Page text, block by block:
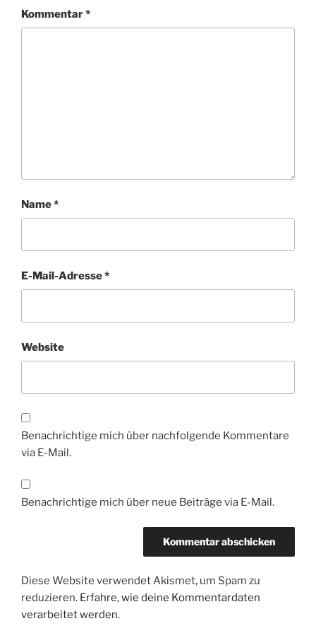
Kommentar*
Name*
E-Mail-Adresse*
Website
Benachrichtige mich über nachfolgende Kommentare
via E-Mail.
Benachrichtige mich über neue Beiträge via E-Mail.
Diese Website verwendet Akismet, um Spam zu
reduzieren. Erfahre, wie deine Kommentardaten
verarbeitet werden.